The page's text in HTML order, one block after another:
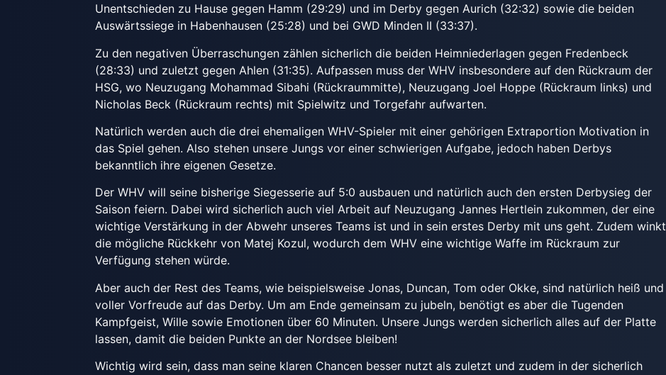
Unentschieden zu Hause gegen Hamm (29:29) und im Derby gegen Aurich (32:32) sowie die beiden
Auswärtssiege in Habenhausen (25:28) und bei GWD Minden II (33:37).
Zu den negativen Überraschungen zählen sicherlich die beiden Heimniederlagen gegen Fredenbeck
(28:33) und zuletzt gegen Ahlen (31:35). Aufpassen muss der WHV insbesondere auf den Rückraum der
HSG, wo Neuzugang Mohammad Sibahi (Rückraummitte), Neuzugang Joel Hoppe (Rückraum links) und
Nicholas Beck (Rückraum rechts) mit Spielwitz und Torgefahr aufwarten.
Natürlich werden auch die drei ehemaligen WHV-Spieler mit einer gehörigen Extraportion Motivation in
das Spiel gehen. Also stehen unsere Jungs vor einer schwierigen Aufgabe, jedoch haben Derbys
bekanntlich ihre eigenen Gesetze.
Der WHV will seine bisherige Siegesserie auf 5:0 ausbauen und natürlich auch den ersten Derbysieg der
Saison feiern. Dabei wird sicherlich auch viel Arbeit auf Neuzugang Jannes Hertlein zukommen, der eine
wichtige Verstärkung in der Abwehr unseres Teams ist und in sein erstes Derby mit uns geht. Zudem winkt
die mögliche Rückkehr von Matej Kozul, wodurch dem WHV eine wichtige Waffe im Rückraum zur
Verfügung stehen würde.
Aber auch der Rest des Teams, wie beispielsweise Jonas, Duncan, Tom oder Okke, sind natürlich heiß und
voller Vorfreude auf das Derby. Um am Ende gemeinsam zu jubeln, benötigt es aber die Tugenden
Kampfgeist, Wille sowie Emotionen über 60 Minuten. Unsere Jungs werden sicherlich alles auf der Platte
lassen, damit die beiden Punkte an der Nordsee bleiben!
Wichtig wird sein, dass man seine klaren Chancen besser nutzt als zuletzt und zudem in der sicherlich